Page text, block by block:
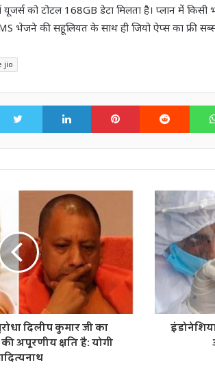
को टोटल 168GB डेटा मिलता है। प्लान में
भेजने की सहूलियत के साथ ही जियो ऐप्स का फ्री
jio
Twitter LinkedIn Pinterest
दिलीप कुमार जी का
अपूरणीय क्षति है: योगी